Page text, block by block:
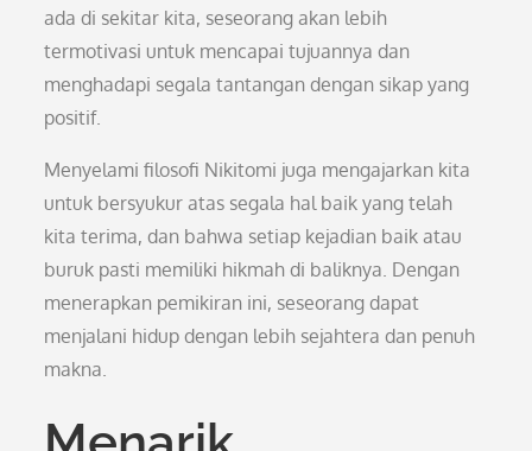
ada di sekitar kita, seseorang akan lebih
termotivasi untuk mencapai tujuannya dan
menghadapi segala tantangan dengan sikap yang
positif.
Menyelami filosofi Nikitomi juga mengajarkan kita
untuk bersyukur atas segala hal baik yang telah
kita terima, dan bahwa setiap kejadian baik atau
buruk pasti memiliki hikmah di baliknya. Dengan
menerapkan pemikiran ini, seseorang dapat
menjalani hidup dengan lebih sejahtera dan penuh
makna.